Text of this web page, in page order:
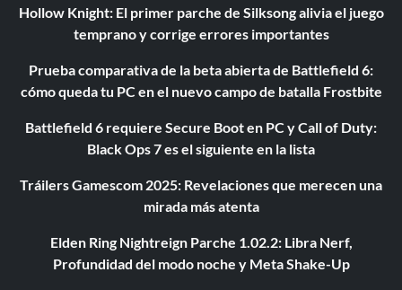
Hollow Knight: El primer parche de Silksong alivia el juego
temprano y corrige errores importantes
Prueba comparativa de la beta abierta de Battlefield 6:
cómo queda tu PC en el nuevo campo de batalla Frostbite
Battlefield 6 requiere Secure Boot en PC y Call of Duty:
Black Ops 7 es el siguiente en la lista
Tráilers Gamescom 2025: Revelaciones que merecen una
mirada más atenta
Elden Ring Nightreign Parche 1.02.2: Libra Nerf,
Profundidad del modo noche y Meta Shake-Up